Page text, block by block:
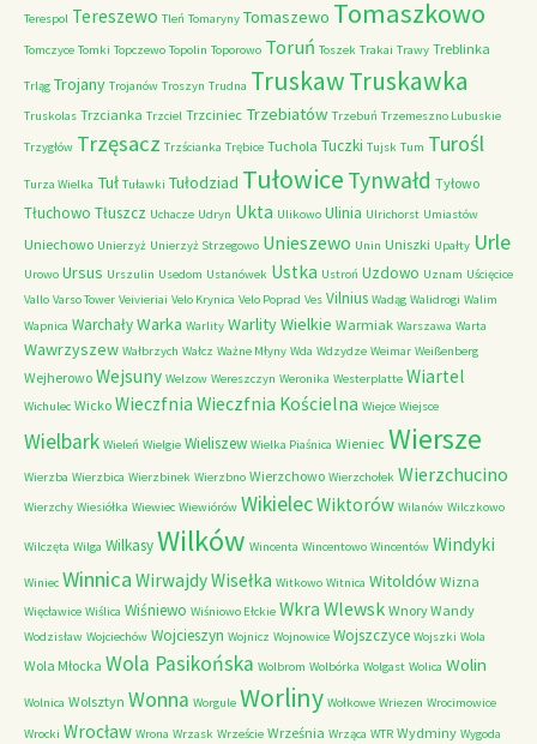
Terespol Tereszewo Tleń Tomaryny Tomaszewo Tomaszkowo
Tomczyce Tomki Topczewo Topolin Toporowo Toruń Toszek Trakai Trawy Treblinka
Trląg Trojany Trojanów Troszyn Trudna TruskawTruskawka
Truskolas Trzcianka Trzciel Trzciniec Trzebiatów Trzebuń Trzemeszno Lubuskie
Trzygłów Trzęsacz Trzścianka Trębice Tuchola Tuczki Tujsk Tum Turośl
Turza Wielka Tuł Tuławki Tułodziad Tułowice Tynwałd Tyłowo
Tłuchowo Tłuszcz Uchacze Udryn Ukta Ulikowo Ulinia Ulrichorst Umiastów
Uniechowo Unierzyż Unierzyż Strzegowo Unieszewo Unin Uniszki Upałty Urle
Urowo Ursus Urszulin Usedom Ustanówek Ustka Ustroń Uzdowo Uznam Uścięcice
Vallo Varso Tower Veivieriai Velo Krynica Velo Poprad Ves Vilnius Wadąg Walidrogi Walim
Wapnica WarchałyWarka Warlity Warlity Wielkie Warmiak Warszawa Warta
Wawrzyszew Wałbrzych Wałcz Ważne Młyny Wda Wdzydze Weimar Weißenberg
Wejherowo Wejsuny Welzow Wereszczyn Weronika Westerplatte Wiartel
Wichulec Wicko Wieczfnia Wieczfnia Kościelna Wiejce Wiejsce
Wielbark Wieleń Wielgie Wieliszew Wielka Piaśnica Wieniec Wiersze
Wierzba Wierzbica Wierzbinek Wierzbno Wierzchowo Wierzchołek Wierzchucino
Wierzchy Wiesiółka Wiewiec Wiewiórów WikielecWiktorów Wilanów Wilczkowo
Wilczęta Wilga WilkasyWilków Wincenta Wincentowo Wincentów Windyki
Winiec Winnica WirwajdyWisełka Witkowo Witnica Witoldów Wizna
Więcławice Wiślica Wiśniewo Wiśniowo Ełckie Wkra Wlewsk Wnory Wandy
Wodzisław Wojciechów Wojcieszyn Wojnicz Wojnowice Wojszczyce Wojszki Wola
Wola Młocka Wola Pasikońska Wolbrom Wolbórka Wolgast Wolica Wolin
Wolnica Wolsztyn Wonna Worgule Worliny Wołkowe Wriezen Wrocimowice
Wrocki Wrocław Wrona Wrzask Wrzeście Września Wrząca WTR Wydminy Wygoda